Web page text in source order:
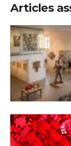
Articles